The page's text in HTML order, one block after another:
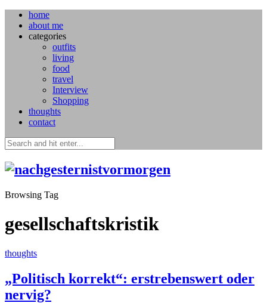
home
about me
categories
outfits
living
food
travel
Interview
Shopping
thoughts
contact
Browsing Tag
gesellschaftskristik
thoughts
„Politisch korrekt“: erstrebenswert oder
nervig?